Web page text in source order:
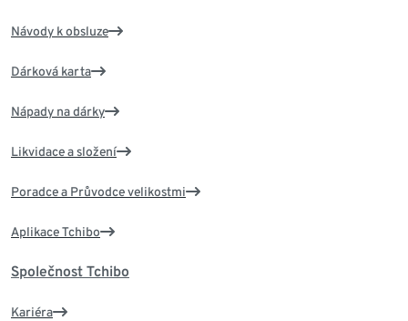
Návody k obsluze
Dárková karta
Nápady na dárky
Likvidace a složení
Poradce a Průvodce velikostmi
Aplikace Tchibo
Společnost Tchibo
Kariéra